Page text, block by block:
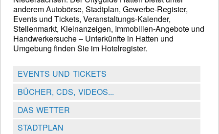
anderem Autobörse, Stadtplan, Gewerbe-Register,
Events und Tickets, Veranstaltungs-Kalender,
Stellenmarkt, Kleinanzeigen, Immobilien-Angebote und
Handwerkersuche – Unterkünfte in Hatten und
Umgebung finden Sie im Hotelregister.
EVENTS UND TICKETS
BÜCHER, CDS, VIDEOS...
DAS WETTER
STADTPLAN